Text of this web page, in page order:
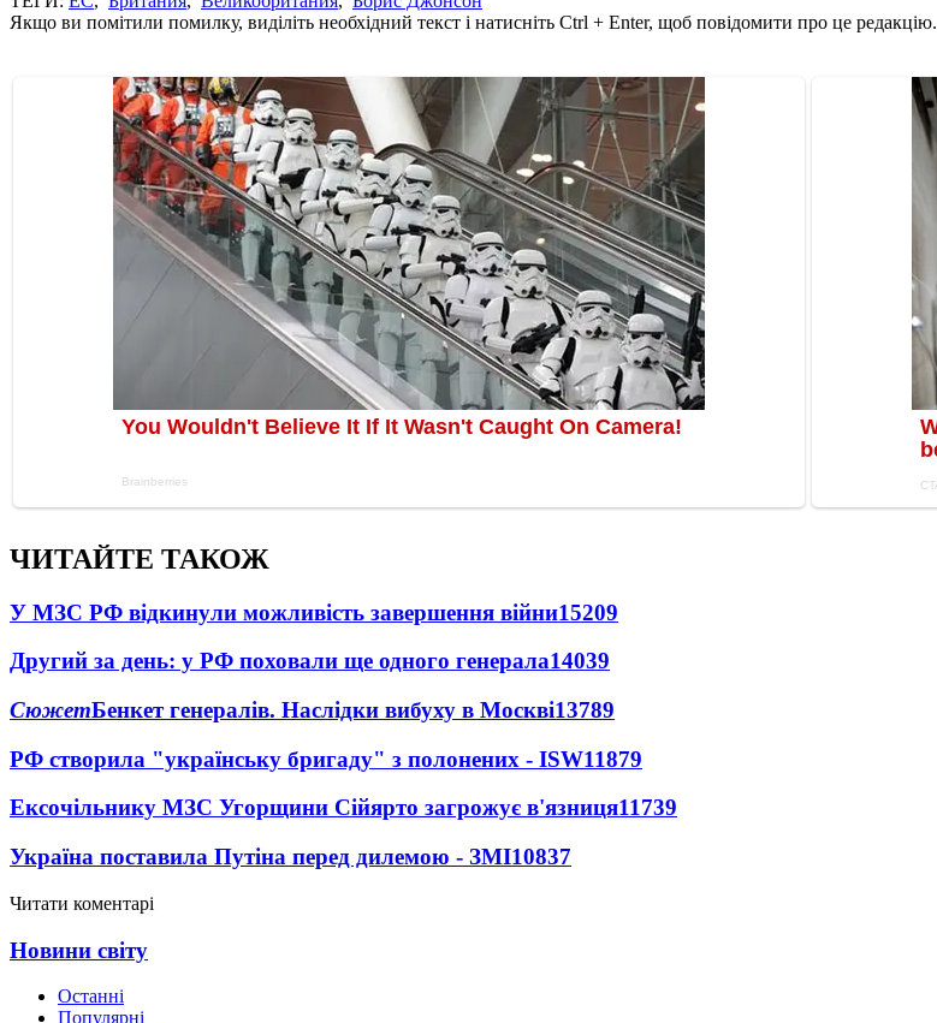
Якщо ви помітили помилку, виділіть необхідний текст і натисніть Ctrl + Enter, щоб повідомити про це редакцію.
ЧИТАЙТЕ ТАКОЖ
У МЗС РФ відкинули можливість завершення війни15209
Другий за день: у РФ поховали ще одного генерала14039
СюжетБенкет генералів. Наслідки вибуху в Москві13789
РФ створила "українську бригаду" з полонених - ISW11879
Ексочільнику МЗС Угорщини Сійярто загрожує в'язниця11739
Україна поставила Путіна перед дилемою - ЗМІ10837
Читати коментарі
Новини світу
Останні
Популярні